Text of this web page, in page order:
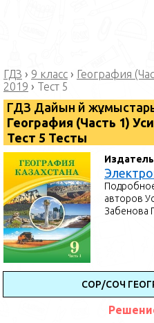
ГДЗ › 9 класс › География
2019 › Тест 5
ГДЗ Дайын үй
География (Часть 1)
Тест 5 Тесты
авторов
Забенова
СОР/СОЧ